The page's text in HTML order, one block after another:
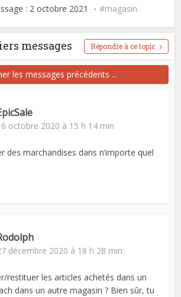
: 2 octobre 2021 magasin
messages Répondre à ce topic
les messages précédents ...
octobre 2020 à 15 h 14 min
des marchandises dans n’importe quel
décembre 2020 à 18 h 28 min
restituer les articles achetés dans un
dans un autre magasin ? Bien sûr, tu